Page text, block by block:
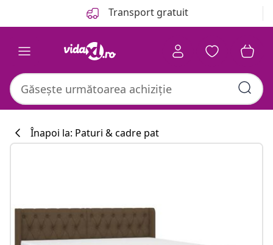
Transport gratuit
Înapoi la: Paturi & cadre pat